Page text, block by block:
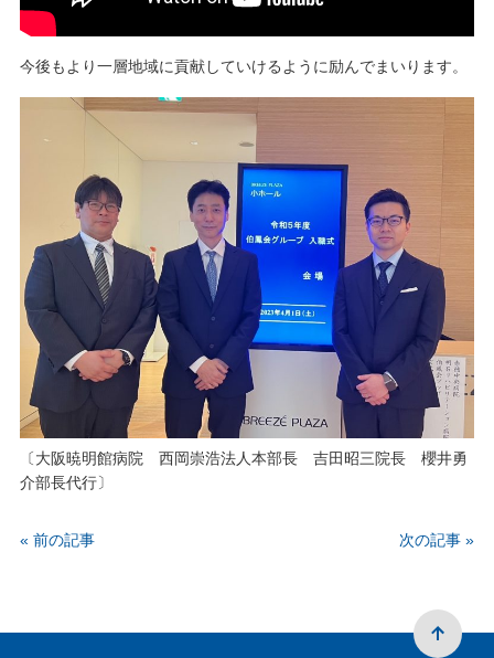
今後もより一層地域に貢献していけるように励んでまいります。
〔大阪暁明館病院 西岡崇浩法人本部長 吉田昭三院長 櫻井勇
介部長代行〕
« 前の記事 次の記事 »